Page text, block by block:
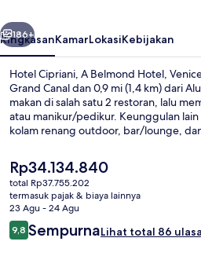
Venice
Berikutnya
186+
RingkasanKamarLokasiKebijakan
Hotel Cipriani, A Belmond Hotel,
Grand Canal dan 0,9 mi (1,4 km) dari
makan di salah satu 2 restoran, lalu
atau manikur/pedikur. Keunggulan
kolam renang outdoor, bar/lounge,
Harga
saat
ini
Rp34.134.840
Rp34.134.840
total Rp37.755.202
termasuk pajak & biaya lainnya
23 Agu - 24 Agu
Ulasan
9,89,8 dari 10
SempurnaLihat total 86